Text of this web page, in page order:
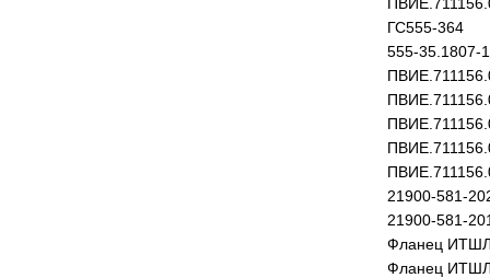
ГС555-364
555-35.1807-1
21900-581-
21900-581-
Фланец
Фланец